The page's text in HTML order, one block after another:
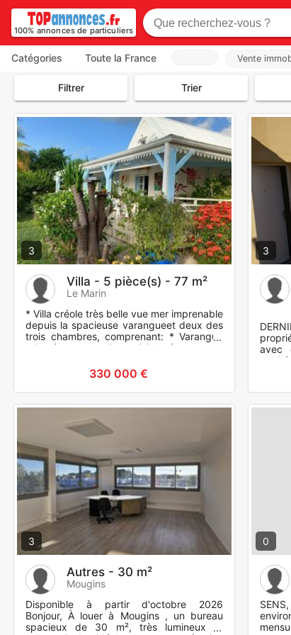
100% annonces de particuliers
Catégories Toute la France Vente
Filtrer Trier
3
Villa - 5 pièce(s) - 77 m²
Le Marin
* Villa créole très belle vue mer imprenable
depuis la spacieuse varangueet deux des
trois chambres, comprenant: * Varangue
orientée su-est * Salon / Salle à manger *
330 000 €
3
avec
3
Autres - 30 m²
Mougins
Disponible à partir d'octobre 2026
Bonjour, À louer à Mougins , un bureau
spacieux de 30 m², très lumineux et
0